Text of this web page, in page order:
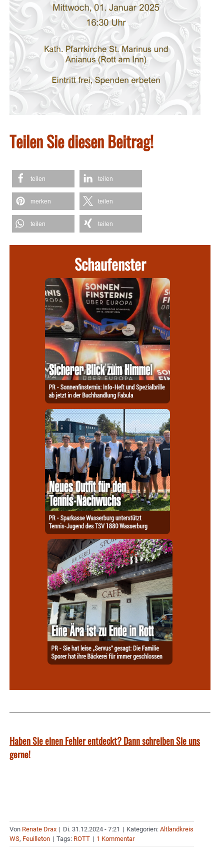
Teilen Sie diesen Beitrag!
teilen teilen
merken teilen
teilen teilen
Schaufenster
Haben Sie einen Fehler entdeckt? Dann schreiben Sie uns
gerne!
Von Renate Drax | Di. 31.12.2024 - 7:21 | Kategorien: Altlandkreis
WS, Feuilleton | Tags: ROTT | 1 Kommentar